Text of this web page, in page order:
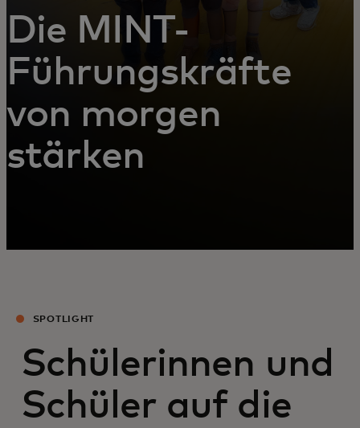
Die MINT-
Führungskräfte
von morgen
stärken
SPOTLIGHT
Schülerinnen und
Schüler auf die